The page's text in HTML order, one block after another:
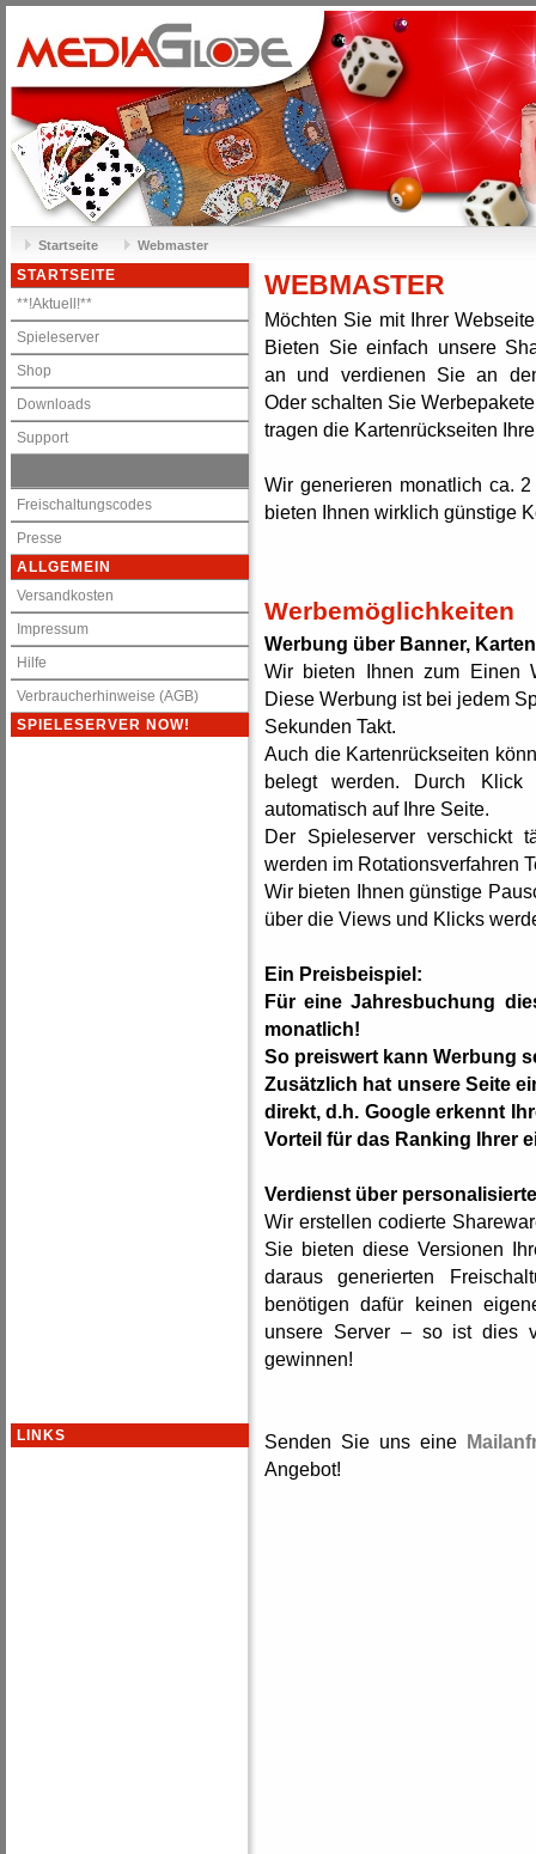
Startseite Webmaster
STARTSEITE
**!Aktuell!**
Spieleserver
Shop
Downloads
Support
Freischaltungscodes
Presse
ALLGEMEIN
Versandkosten
Impressum
Hilfe
Verbraucherhinweise (AGB)
SPIELESERVER NOW!
LINKS
WEBMASTER
Möchten Sie mit Ihrer
Bieten Sie einfach unsere
an und verdienen Sie an
Oder schalten Sie
tragen die Kartenrückseiten
Wir generieren monatlich ca.
bieten Ihnen wirklich günstige
Werbemöglichkeiten
Werbung über Banner,
Wir bieten Ihnen zum Einen
Diese Werbung ist bei jedem
Sekunden Takt.
Auch die Kartenrückseiten
belegt werden. Durch
automatisch auf Ihre Seite.
Der Spieleserver verschickt
werden im Rotationsverfahren
Wir bieten Ihnen günstige
über die Views und Klicks
Ein Preisbeispiel:
Für eine Jahresbuchung
monatlich!
So preiswert kann Werbung
Zusätzlich hat unsere Seite
direkt, d.h. Google erkennt
Vorteil für das Ranking Ihrer
Verdienst über
Wir erstellen codierte
Sie bieten diese Versionen
daraus generierten
benötigen dafür keinen
unsere Server – so ist dies
gewinnen!
Senden Sie uns eine
Angebot!